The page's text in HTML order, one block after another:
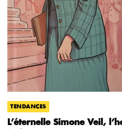
TENDANCES
L’éternelle Simone Veil,